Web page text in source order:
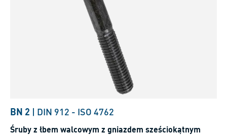
BN 2 | DIN 912 - ISO 4762
Śruby z łbem walcowym z gniazdem sześciokątnym